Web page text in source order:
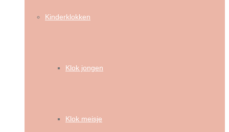
Kinderklokken
Klok jongen
Klok meisje